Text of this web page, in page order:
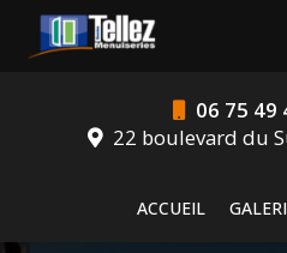
contenu
06 75 49
22 boulevard du
ACCUEIL